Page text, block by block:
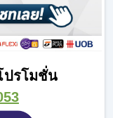
ปรโมชั่น